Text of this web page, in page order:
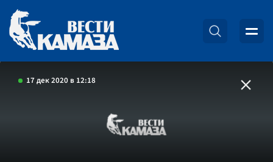
17 дек 2020 в 12:18